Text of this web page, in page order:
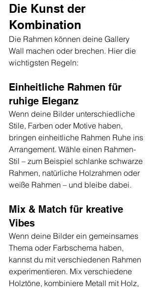
Die Kunst der
Kombination
Die Rahmen können deine Gallery
Wall machen oder brechen. Hier die
wichtigsten Regeln:
Einheitliche Rahmen für
ruhige Eleganz
Wenn deine Bilder unterschiedliche
Stile, Farben oder Motive haben,
bringen einheitliche Rahmen Ruhe ins
Arrangement. Wähle einen Rahmen-
Stil – zum Beispiel schlanke schwarze
Rahmen, natürliche Holzrahmen oder
weiße Rahmen – und bleibe dabei.
Mix & Match für kreative
Vibes
Wenn deine Bilder ein gemeinsames
Thema oder Farbschema haben,
kannst du mit verschiedenen Rahmen
experimentieren. Mix verschiedene
Holztöne, kombiniere Metall mit Holz,